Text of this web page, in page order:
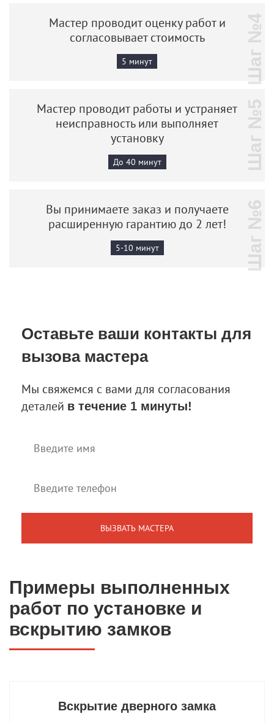
Мастер проводит оценку работ и
согласовывает стоимость
5 минут Шаг №4
Мастер проводит работы и устраняет
неисправность или выполняет
установку
До 40 минут Шаг №5
Вы принимаете заказ и получаете
расширенную гарантию до 2 лет!
5-10 минут Шаг №6
Оставьте ваши контакты для
вызова мастера
Мы свяжемся с вами для согласования
деталей в течение 1 минуты!
Примеры выполненных
работ по установке и
вскрытию замков
Вскрытие дверного замка